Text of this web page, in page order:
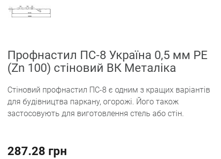
Профнастил ПС-8 Україна 0,5 мм РЕ
(Zn 100) стіновий ВК Металіка
Стіновий профнастил ПС-8 є одним з кращих варіантів
для будівництва паркану, огорожі. Його також
застосовують для виготовлення стель або стін.
287.28 грн